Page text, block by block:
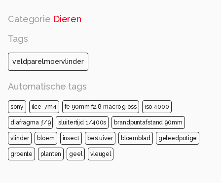
Categorie Dieren
Tags
veldparelmoervlinder
Automatische tags
sony ilce-7m4 fe 90mm f2.8 macro g oss iso 4000
diafragma ƒ/9 sluitertijd 1/400s brandpuntafstand 90mm
vlinder bloem insect bestuiver bloemblad geleedpotige
groente planten geel vleugel